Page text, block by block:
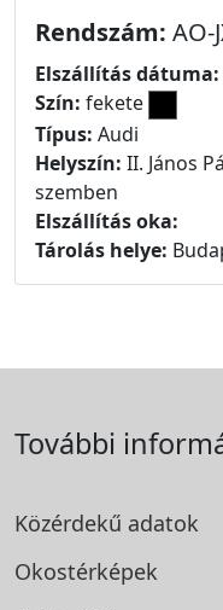
Rendszám: AO-
Elszállítás dátuma:
Szín: fekete
Típus: Audi
Helyszín: II. János
szemben
Elszállítás oka:
Tárolás helye:
További
Közérdekű adatok
Okostérképek